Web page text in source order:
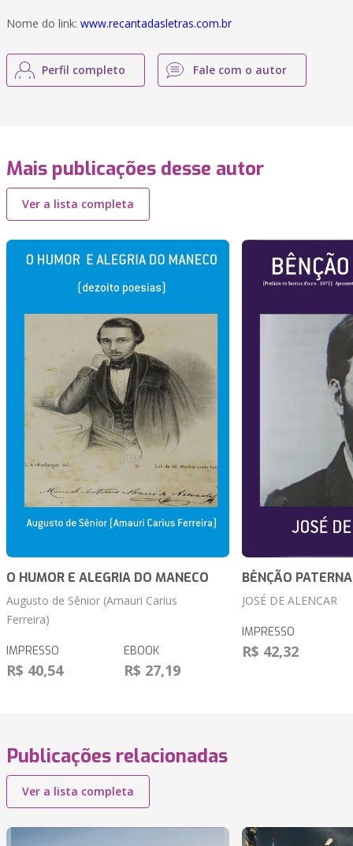
Nome do link: www.recantadasletras.com.br
Perfil completo Fale com o autor
Mais publicações desse autor
Ver a lista completa
O HUMOR E ALEGRIA DO MANECO
Augusto de Sênior (Amauri Carius
Ferreira)
IMPRESSO
R$ 40,54
EBOOK
R$ 27,19
BÊNÇÃO PATERNA
JOSÉ DE ALENCAR
IMPRESSO
R$ 42,32
Publicações relacionadas
Ver a lista completa